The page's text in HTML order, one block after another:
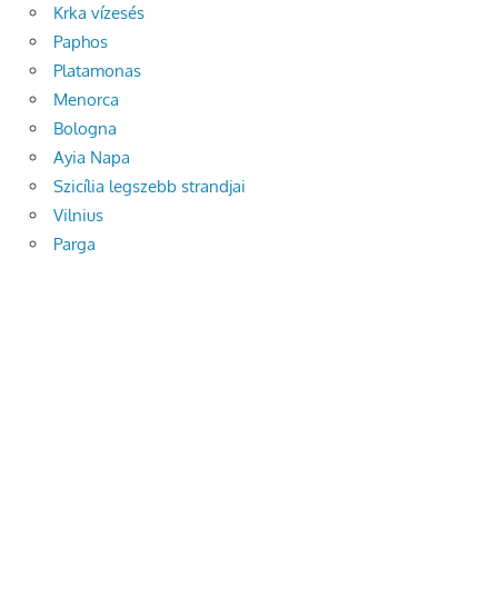
Krka vízesés
Paphos
Platamonas
Menorca
Bologna
Ayia Napa
Szicília legszebb strandjai
Vilnius
Parga